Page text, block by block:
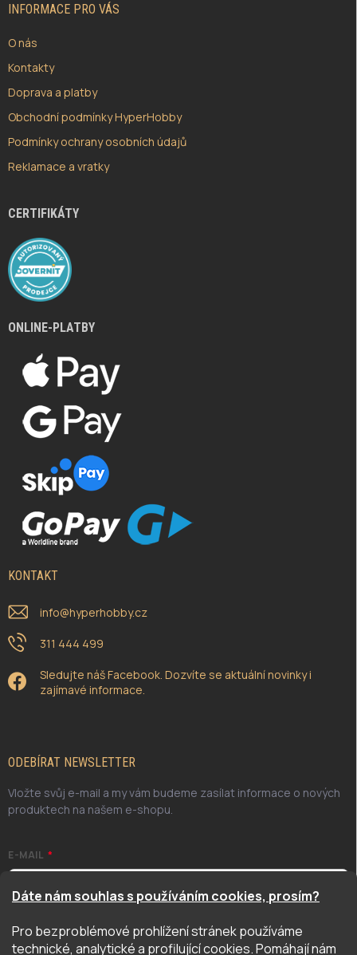
Dáte nám souhlas s používáním cookies, prosím?
Pro bezproblémové prohlížení stránek používáme
technické, analytické a profilující cookies. Pomáhají nám
INFORMACE PRO VÁS
O nás
Kontakty
Doprava a platby
Obchodní podmínky HyperHobby
Podmínky ochrany osobních údajů
Reklamace a vratky
CERTIFIKÁTY
ONLINE-PLATBY
KONTAKT
info@hyperhobby.cz
311 444 499
Sledujte náš Facebook. Dozvíte se aktuální novinky i
zajímavé informace.
ODEBÍRAT NEWSLETTER
Vložte svůj e-mail a my vám budeme zasílat informace o nových
produktech na našem e-shopu.
E-MAIL
Odesláním potvrzuji, že jsem se seznámil/a se zásadami
ochrany osobních údajů. Úplné znění naleznetezde